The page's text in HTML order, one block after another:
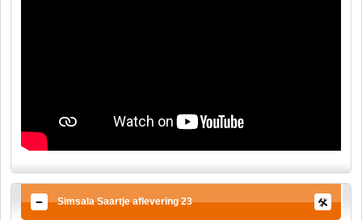
Simsala Saartje aflevering 23